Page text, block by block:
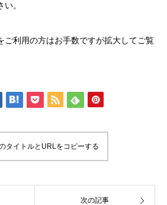
。
ご利用の方はお手数ですが拡大してご覧
タイトルとURLをコピーする
次の記事